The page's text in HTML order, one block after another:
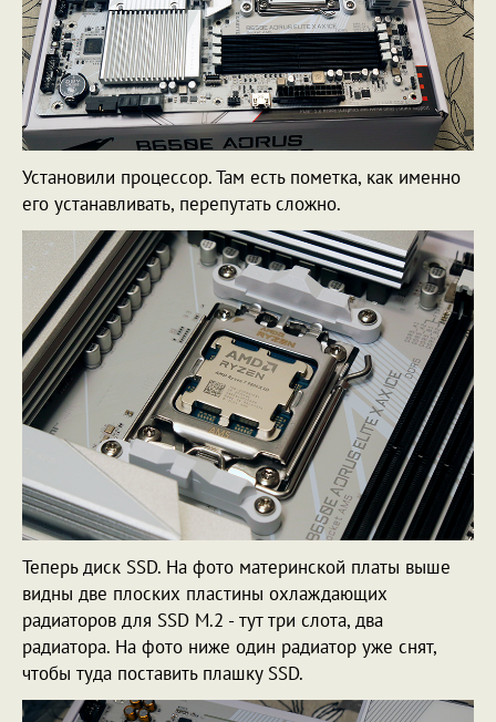
Установили процессор. Там есть пометка, как именно
его устанавливать, перепутать сложно.
Теперь диск SSD. На фото материнской платы выше
видны две плоских пластины охлаждающих
радиаторов для SSD M.2 - тут три слота, два
радиатора. На фото ниже один радиатор уже снят,
чтобы туда поставить плашку SSD.